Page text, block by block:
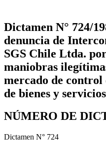
Dictamen N° 724/
denuncia de
SGS Chile Ltda.
maniobras
mercado de control
de bienes y
NÚMERO DE
Dictamen N° 724